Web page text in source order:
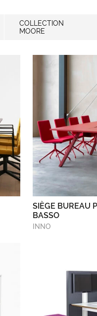
COLLECTION
MOORE
SIÈGE BUREAU
BASSO
INNO